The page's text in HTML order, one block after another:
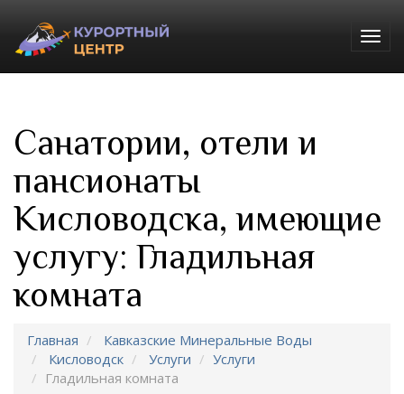
Санатории, отели и
пансионаты
Кисловодска, имеющие
услугу: Гладильная
комната
Главная
Кавказские Минеральные Воды
Кисловодск
Услуги
Услуги
Гладильная комната